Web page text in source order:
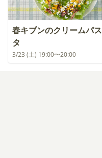
春キブンのクリームパス
タ
3/23 (土) 19:00〜20:00